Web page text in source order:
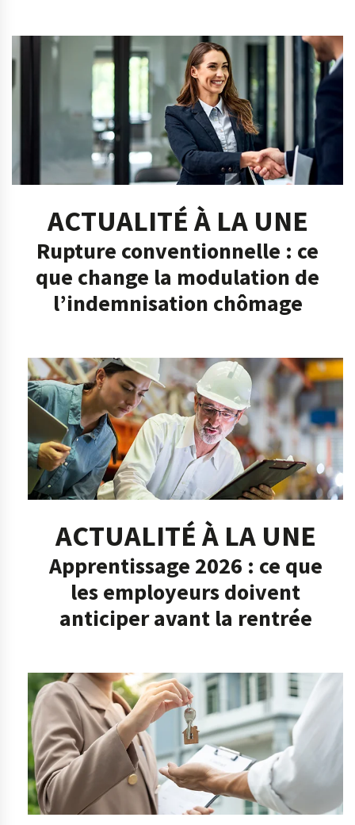
ACTUALITÉ À LA UNE
Rupture conventionnelle : ce
que change la modulation de
l’indemnisation chômage
ACTUALITÉ À LA UNE
Apprentissage 2026 : ce que
les employeurs doivent
anticiper avant la rentrée